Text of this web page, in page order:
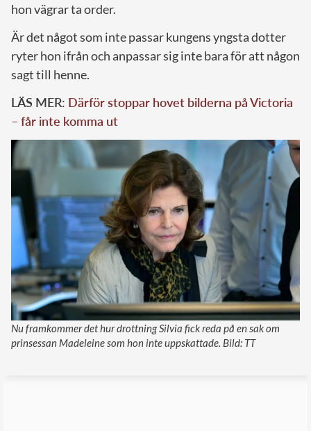
hon vägrar ta order.
Är det något som inte passar kungens yngsta dotter
ryter hon ifrån och anpassar sig inte bara för att någon
sagt till henne.
LÄS MER: Därför stoppar hovet bilderna på Victoria
– får inte komma ut
Nu framkommer det hur drottning Silvia fick reda på en sak om
prinsessan Madeleine som hon inte uppskattade. Bild: TT